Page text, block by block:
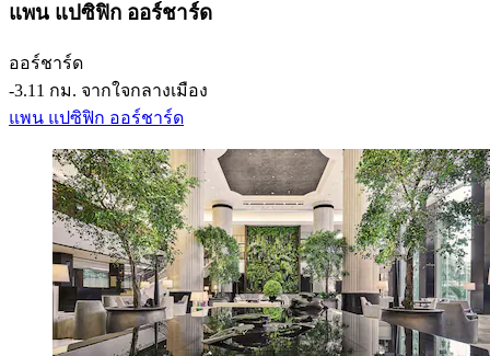
แพน แปซิฟิก ออร์ชาร์ด
ออร์ชาร์ด
‐3.11 กม. จากใจกลางเมือง
แพน แปซิฟิก ออร์ชาร์ด